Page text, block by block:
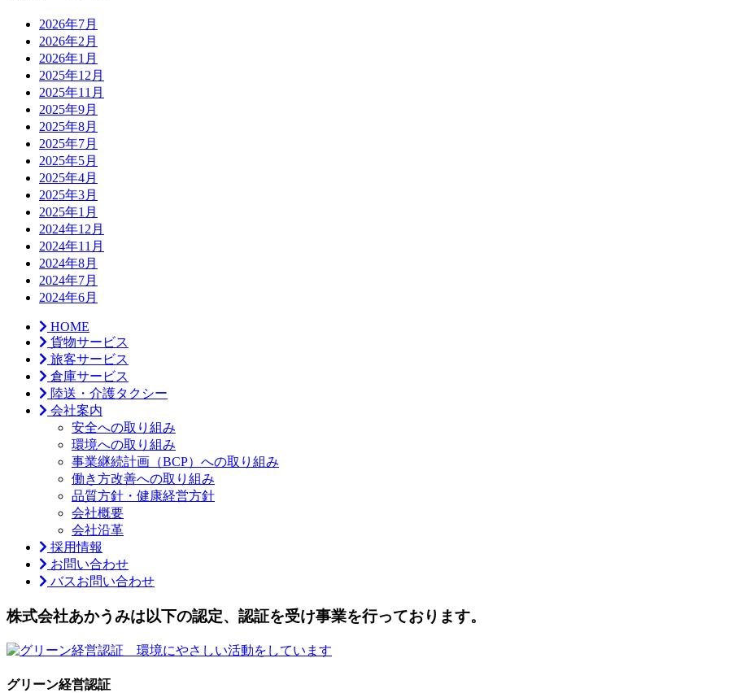
2026年7月
2026年2月
2026年1月
2025年12月
2025年11月
2025年9月
2025年8月
2025年7月
2025年5月
2025年4月
2025年3月
2025年1月
2024年12月
2024年11月
2024年8月
2024年7月
2024年6月
HOME
貨物サービス
旅客サービス
倉庫サービス
陸送・介護タクシー
会社案内
安全への取り組み
環境への取り組み
事業継続計画（BCP）への取り組み
働き方改善への取り組み
品質方針・健康経営方針
会社概要
会社沿革
採用情報
お問い合わせ
バスお問い合わせ
株式会社あかうみは以下の認定、認証を受け事業を行っております。
グリーン経営認証